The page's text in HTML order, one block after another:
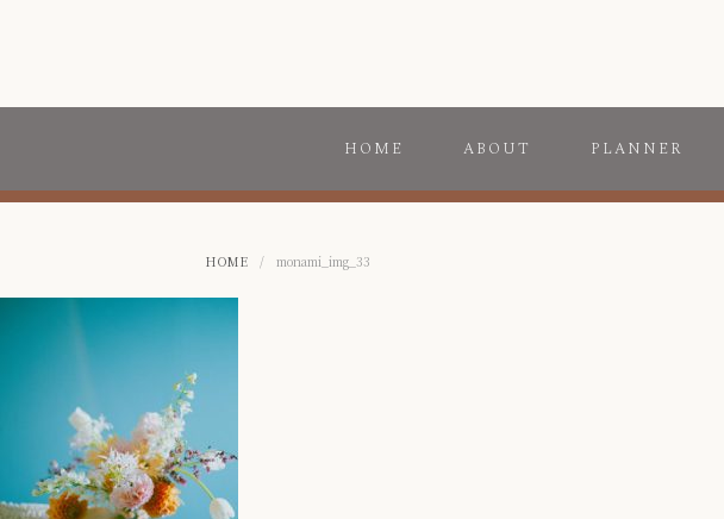
HOME ABOUT PLANNER
HOME / monami_img_33